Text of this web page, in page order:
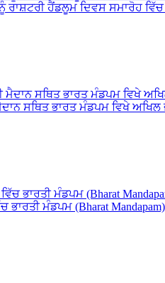
ਰਾਸ਼ਟਰੀ ਹੈਂਡਲੂਮ ਦਿਵਸ ਸਮਾਰੋਹ ਵਿੱਚ
ਸਥਿਤ ਭਾਰਤ ਮੰਡਪਮ ਵਿਖੇ
ਭਾਰਤੀ ਮੰਡਪਮ (Bharat